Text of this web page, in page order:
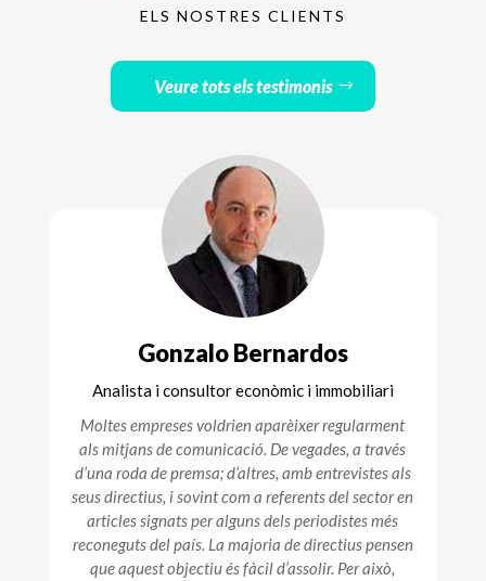
ELS NOSTRES CLIENTS
Veure tots els testimonis
Gonzalo Bernardos
Analista i consultor econòmic i immobiliari
Moltes empreses voldrien aparèixer regularment
als mitjans de comunicació. De vegades, a través
d’una roda de premsa; d’altres, amb entrevistes als
seus directius, i sovint com a referents del sector en
articles signats per alguns dels periodistes més
reconeguts del país. La majoria de directius pensen
que aquest objectiu és fàcil d’assolir. Per això,